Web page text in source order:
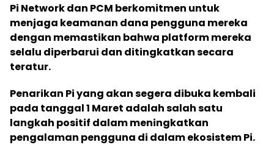
Pi Network dan PCM berkomitmen untuk
menjaga keamanan dana pengguna mereka
dengan memastikan bahwa platform mereka
selalu diperbarui dan ditingkatkan secara
teratur.
Penarikan Pi yang akan segera dibuka kembali
pada tanggal 1 Maret adalah salah satu
langkah positif dalam meningkatkan
pengalaman pengguna di dalam ekosistem Pi.